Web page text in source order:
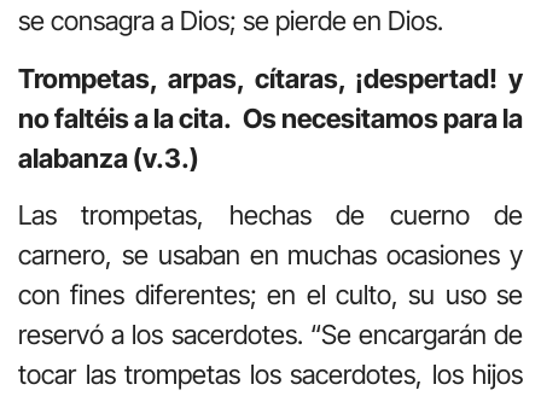
se consagra a Dios; se pierde en Dios.
Trompetas, arpas, cítaras, ¡despertad! y
no faltéis a la cita. Os necesitamos para la
alabanza (v.3.)
Las trompetas, hechas de cuerno de
carnero, se usaban en muchas ocasiones y
con fines diferentes; en el culto, su uso se
reservó a los sacerdotes. “Se encargarán de
tocar las trompetas los sacerdotes, los hijos